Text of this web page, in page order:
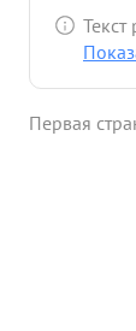
солдат
Текст
Первая